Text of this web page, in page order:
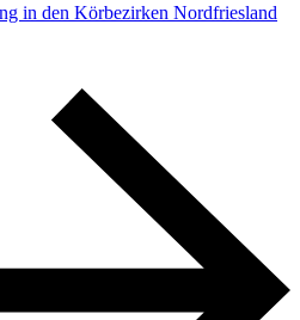
in den Körbezirken Nordfriesland